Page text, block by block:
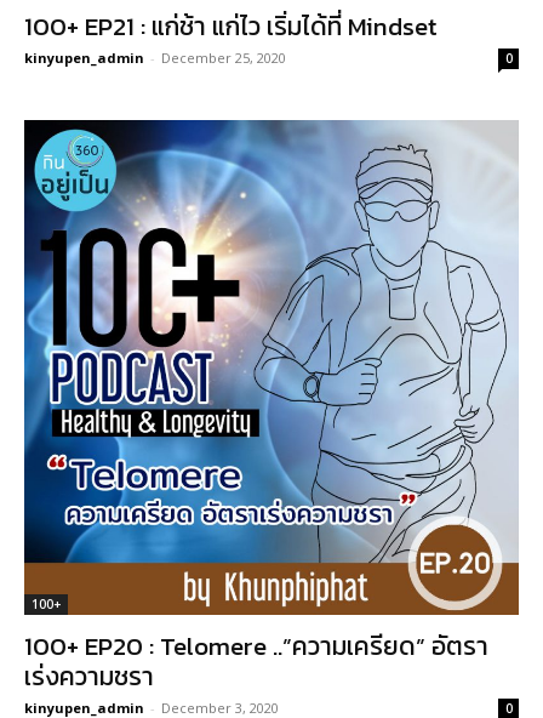
100+ EP21 : แก่ช้า แก่ไว เริ่มได้ที่ Mindset
kinyupen_admin - December 25, 2020 0
100+
100+ EP20 : Telomere ..”ความเครียด” อัตรา
เร่งความชรา
kinyupen_admin - December 3, 2020 0